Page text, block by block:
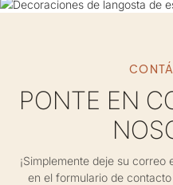
PONTE EN
¡Simplemente deje su
en el formulario de